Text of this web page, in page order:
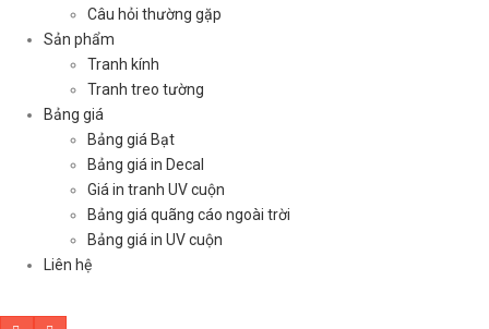
Câu hỏi thường gặp
Sản phẩm
Tranh kính
Tranh treo tường
Bảng giá
Bảng giá Bạt
Bảng giá in Decal
Giá in tranh UV cuộn
Bảng giá quãng cáo ngoài trời
Bảng giá in UV cuộn
Liên hệ